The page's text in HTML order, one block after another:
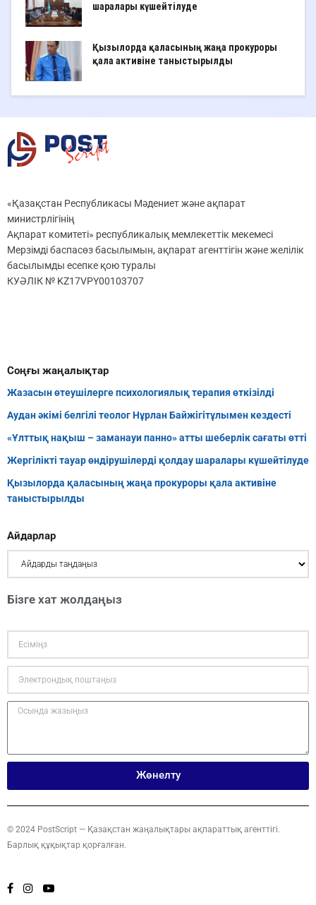
шаралары күшейтілуде
Қызылорда қаласының жаңа прокуроры
қала активіне таныстырылды
«Қазақстан Республикасы Мәдениет және ақпарат
министрлігінің
Ақпарат комитеті» республикалық мемлекеттік мекемесі
Мерзімді баспасөз басылымын, ақпарат агенттігін және желілік
басылымды есепке қою туралы
КУӘЛІК № KZ17VPY00103707
Соңғы жаңалықтар
Жазасын өтеушілерге психологиялық терапия өткізілді
Аудан әкімі белгілі теолог Нұрлан Байжігітұлымен кездесті
«Ұлттық нақыш – заманауи панно» атты шеберлік сағаты өтті
Жергілікті тауар өндірушілерді қолдау шаралары күшейтілуде
Қызылорда қаласының жаңа прокуроры қала активіне
таныстырылды
Айдарлар
Бізге хат жолдаңыз
Жөнелту
© 2024 PostScript — Қазақстан жаңалықтары ақпараттық агенттігі.
Барлық құқықтар қорғалған.